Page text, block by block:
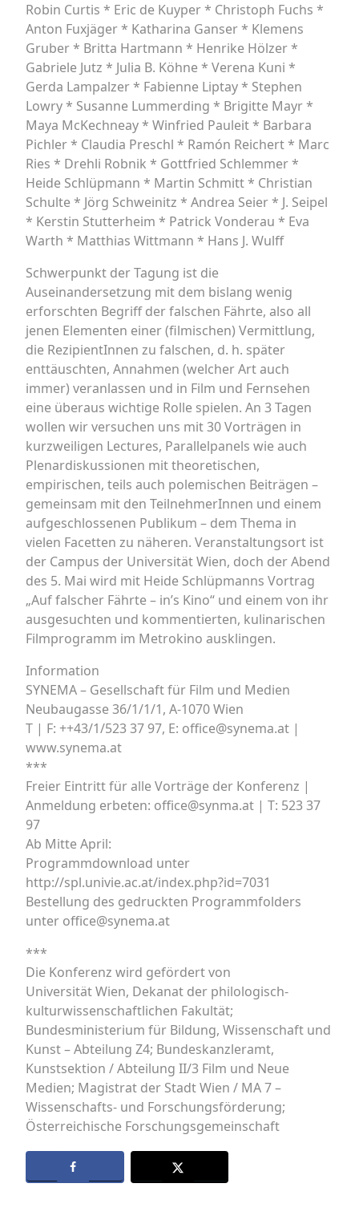
Robin Curtis * Eric de Kuyper * Christoph Fuchs *
Anton Fuxjäger * Katharina Ganser * Klemens
Gruber * Britta Hartmann * Henrike Hölzer *
Gabriele Jutz * Julia B. Köhne * Verena Kuni *
Gerda Lampalzer * Fabienne Liptay * Stephen
Lowry * Susanne Lummerding * Brigitte Mayr *
Maya McKechneay * Winfried Pauleit * Barbara
Pichler * Claudia Preschl * Ramón Reichert * Marc
Ries * Drehli Robnik * Gottfried Schlemmer *
Heide Schlüpmann * Martin Schmitt * Christian
Schulte * Jörg Schweinitz * Andrea Seier * J. Seipel
* Kerstin Stutterheim * Patrick Vonderau * Eva
Warth * Matthias Wittmann * Hans J. Wulff
Schwerpunkt der Tagung ist die
Auseinandersetzung mit dem bislang wenig
erforschten Begriff der falschen Fährte, also all
jenen Elementen einer (filmischen) Vermittlung,
die RezipientInnen zu falschen, d. h. später
enttäuschten, Annahmen (welcher Art auch
immer) veranlassen und in Film und Fernsehen
eine überaus wichtige Rolle spielen. An 3 Tagen
wollen wir versuchen uns mit 30 Vorträgen in
kurzweiligen Lectures, Parallelpanels wie auch
Plenardiskussionen mit theoretischen,
empirischen, teils auch polemischen Beiträgen –
gemeinsam mit den TeilnehmerInnen und einem
aufgeschlossenen Publikum – dem Thema in
vielen Facetten zu näheren. Veranstaltungsort ist
der Campus der Universität Wien, doch der Abend
des 5. Mai wird mit Heide Schlüpmanns Vortrag
„Auf falscher Fährte – in’s Kino“ und einem von ihr
ausgesuchten und kommentierten, kulinarischen
Filmprogramm im Metrokino ausklingen.
Information
SYNEMA – Gesellschaft für Film und Medien
Neubaugasse 36/1/1/1, A-1070 Wien
T | F: ++43/1/523 37 97, E: office@synema.at |
www.synema.at
***
Freier Eintritt für alle Vorträge der Konferenz |
Anmeldung erbeten: office@synma.at | T: 523 37
97
Ab Mitte April:
Programmdownload unter
http://spl.univie.ac.at/index.php?id=7031
Bestellung des gedruckten Programmfolders
unter office@synema.at
***
Die Konferenz wird gefördert von
Universität Wien, Dekanat der philologisch-
kulturwissenschaftlichen Fakultät;
Bundesministerium für Bildung, Wissenschaft und
Kunst – Abteilung Z4; Bundeskanzleramt,
Kunstsektion / Abteilung II/3 Film und Neue
Medien; Magistrat der Stadt Wien / MA 7 –
Wissenschafts- und Forschungsförderung;
Österreichische Forschungsgemeinschaft